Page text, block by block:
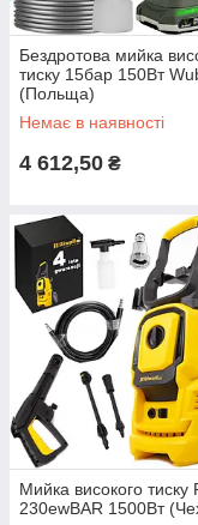
Бездротова мийка
тиску 15бар 150Вт
(Польща)
Немає в наявності
4 612,50 ₴
Мийка високого тиску
230ewBAR 1500Вт